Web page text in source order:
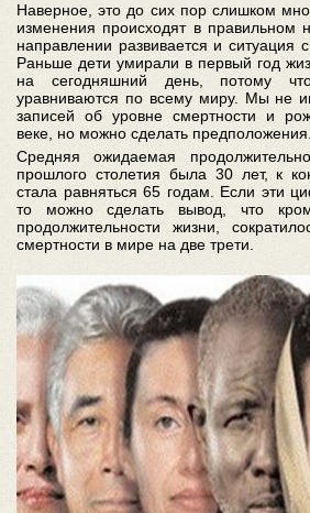
Наверное, это до сих пор слишком
изменения происходят в правильном
направлении развивается и ситуация
Раньше дети умирали в первый год
на сегодняшний день, потому
уравниваются по всему миру. Мы не
записей об уровне смертности и
веке, но можно сделать предположения.
Средняя ожидаемая
прошлого столетия была 30 лет, к
стала равняться 65 годам. Если эти
то можно сделать вывод, что
продолжительности жизни,
смертности в мире на две трети.